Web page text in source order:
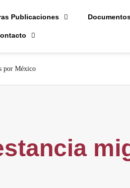
Publicaciones
por México